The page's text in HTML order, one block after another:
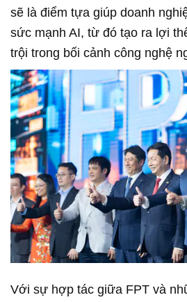
sẽ là điểm tựa giúp doanh
sức mạnh AI, từ đó tạo ra lợi
trội trong bối cảnh công nghệ
Với sự hợp tác giữa FPT và